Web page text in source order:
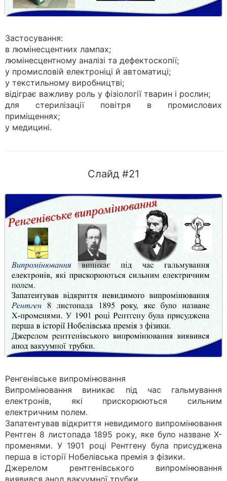
Застосування:
в люмінесцентних лампах;
люмінесцентному аналізі та дефектоскопії;
у промисловій електроніці й автоматиці;
у текстильному виробництві;
відіграє важливу роль у фізіології тва­рин і рослин;
для стерилізації повітря в промислових
приміщеннях;
у медицині.
Слайд #21
Ренгенівське випромінювання
Випромінювання виникає під час гальмування
електронів, які при­скорюються сильним
електричним полем.
Запатентував відкриття невидимого випромінювання
Рентген 8 листопада 1895 року, яке було назване Х-
променями. У 1901 році Рентгену була присуджена
перша в історії Нобелівська премія з фізики.
Джерелом рентгенівського випромінювання
виявився анод вакуумної трубки.